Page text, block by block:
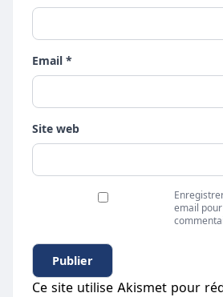
Email *
Site web
email
Ce site utilise Akismet pour